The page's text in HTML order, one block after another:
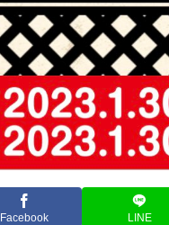
Facebook LINE